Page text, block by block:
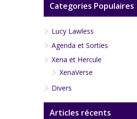
Categories Populaires
Lucy Lawless
Agenda et Sorties
Xena et Hercule
XenaVerse
Divers
Articles récents